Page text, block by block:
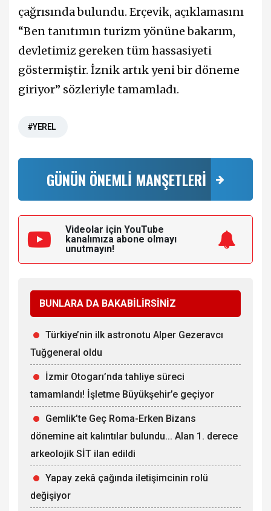
çağrısında bulundu. Erçevik, açıklamasını
“Ben tanıtımın turizm yönüne bakarım,
devletimiz gereken tüm hassasiyeti
göstermiştir. İznik artık yeni bir döneme
giriyor” sözleriyle tamamladı.
#YEREL
GÜNÜN ÖNEMLİ MANŞETLERİ
Videolar için YouTube
kanalımıza abone olmayı
unutmayın!
BUNLARA DA BAKABİLİRSİNİZ
Türkiye’nin ilk astronotu Alper Gezeravcı
Tuğgeneral oldu
İzmir Otogarı’nda tahliye süreci
tamamlandı! İşletme Büyükşehir’e geçiyor
Gemlik’te Geç Roma-Erken Bizans
dönemine ait kalıntılar bulundu... Alan 1. derece
arkeolojik SİT ilan edildi
Yapay zekâ çağında iletişimcinin rolü
değişiyor